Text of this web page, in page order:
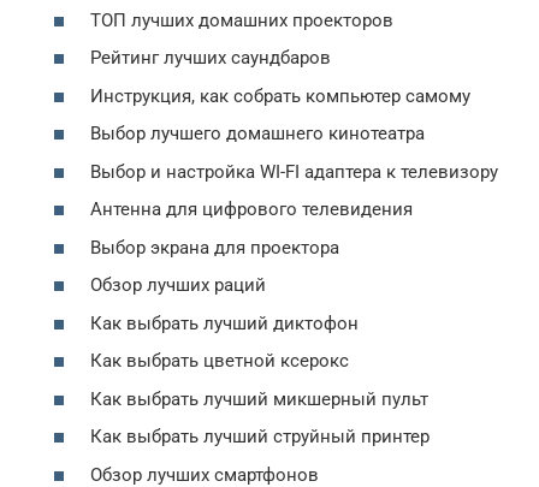
ТОП лучших домашних проекторов
Рейтинг лучших саундбаров
Инструкция, как собрать компьютер самому
Выбор лучшего домашнего кинотеатра
Выбор и настройка WI-FI адаптера к телевизору
Антенна для цифрового телевидения
Выбор экрана для проектора
Обзор лучших раций
Как выбрать лучший диктофон
Как выбрать цветной ксерокс
Как выбрать лучший микшерный пульт
Как выбрать лучший струйный принтер
Обзор лучших смартфонов